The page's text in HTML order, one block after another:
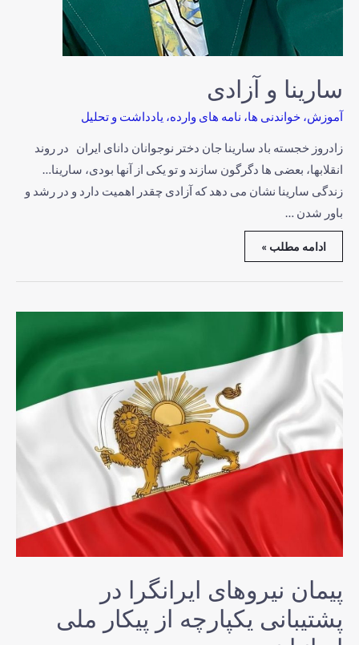
سارینا و آزادی
آموزش، خواندنی ها، نامه های وارده، یادداشت و تحلیل
زادروز خجسته باد سارینا جان دختر نوجوانان دانای ایران در روند
انقلابها، بعضی ها دگرگون سازند و تو یکی از آنها بودی، سارینا…
زندگی سارینا نشان می دهد که آزادی چقدر اهمیت دارد و در رشد و
باور شدن …
ادامه مطلب »
پیمان نیروهای ایرانگرا در
پشتیبانی یکپارچه از پیکار ملی